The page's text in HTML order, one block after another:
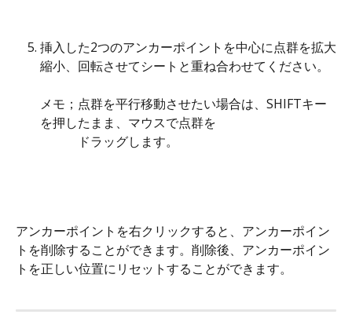
挿入した2つのアンカーポイントを中心に点群を拡大
縮小、回転させてシートと重ね合わせてください。
メモ；点群を平行移動させたい場合は、SHIFTキー
を押したまま、マウスで点群を
ドラッグします。
アンカーポイントを右クリックすると、アンカーポイン
トを削除することができます。削除後、アンカーポイン
トを正しい位置にリセットすることができます。